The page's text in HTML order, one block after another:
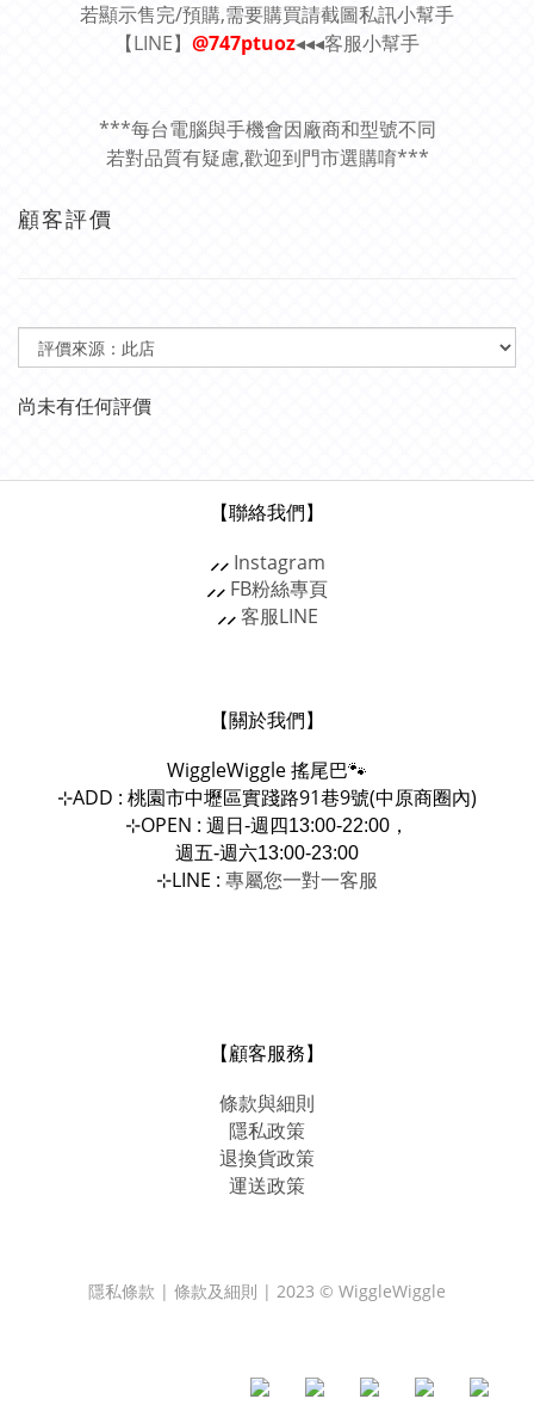
若顯示售完/預購,需要購買請截圖私訊小幫手
【LINE】 @747ptuoz◂◂◂客服小幫手
***每台電腦與手機會因廠商和型號不同
若對品質有疑慮,歡迎到門市選購唷***
顧客評價
尚未有任何評價
【聯絡我們】
⸝⸝ Instagram
⸝⸝ FB粉絲專頁
⸝⸝客服LINE
【關於我們】
WiggleWiggle搖尾巴🐾
⊹ADD : 桃園市中壢區實踐路91巷9號(中原商圈內)
⊹OPEN : 週日-週四13:00-22:00，
週五-週六13:00-23:00
⊹LINE : 專屬您一對一客服
【顧客服務】
條款與細則
隱私政策
退換貨政策
運送政策
隱私條款 | 條款及細則 | 2023 © WiggleWiggle